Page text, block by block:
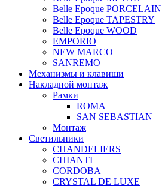
Belle Epoque PORCELAIN
Belle Epoque TAPESTRY
Belle Epoque WOOD
EMPORIO
NEW MARCO
SANREMO
Механизмы и клавиши
Накладной монтаж
Рамки
ROMA
SAN SEBASTIAN
Монтаж
Светильники
CHANDELIERS
CHIANTI
CORDOBA
CRYSTAL DE LUXE